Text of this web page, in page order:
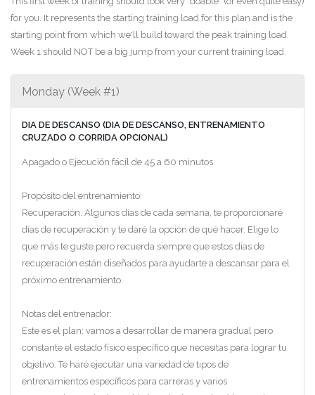
for you. It represents the starting training load for this plan and is the
starting point from which we'll build toward the peak training load.
Week 1 should NOT be a big jump from your current training load.
Monday (Week #1)
DIA DE DESCANSO (DIA DE DESCANSO, ENTRENAMIENTO
CRUZADO O CORRIDA OPCIONAL)
Apagado o Ejecución fácil de 45 a 60 minutos
Propósito del entrenamiento:
Recuperación. Algunos días de cada semana, te proporcionaré
días de recuperación y te daré la opción de qué hacer. Elige lo
que más te guste pero recuerda siempre que estos días de
recuperación están diseñados para ayudarte a descansar para el
próximo entrenamiento.
Notas del entrenador:
Este es el plan: vamos a desarrollar de manera gradual pero
constante el estado físico específico que necesitas para lograr tu
objetivo. Te haré ejecutar una variedad de tipos de
entrenamientos específicos para carreras y varios